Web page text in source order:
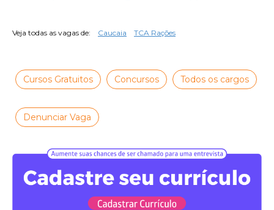
Veja todas as vagas de: Caucaia TCA Rações
Cursos Gratuitos Concursos Todos os cargos
Denunciar Vaga